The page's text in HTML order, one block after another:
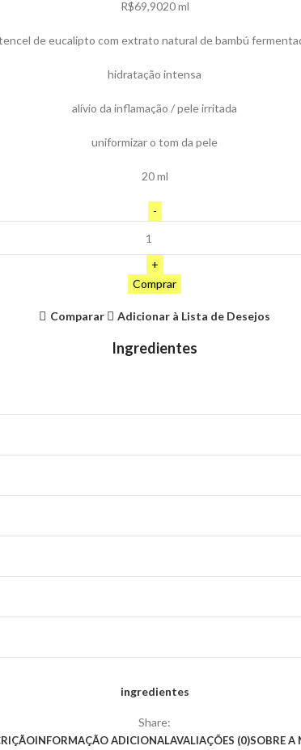
R$69,9020 ml
de eucalipto com extrato natural de bambú
hidratação intensa
alívio da inflamação / pele irritada
uniformizar o tom da pele
20 ml
Comprar
Comparar Adicionar à Lista de Desejos
Ingredientes
ingredientes
Share:
INFORMAÇÃO ADICIONALAVALIAÇÕES (0)SOBRE A